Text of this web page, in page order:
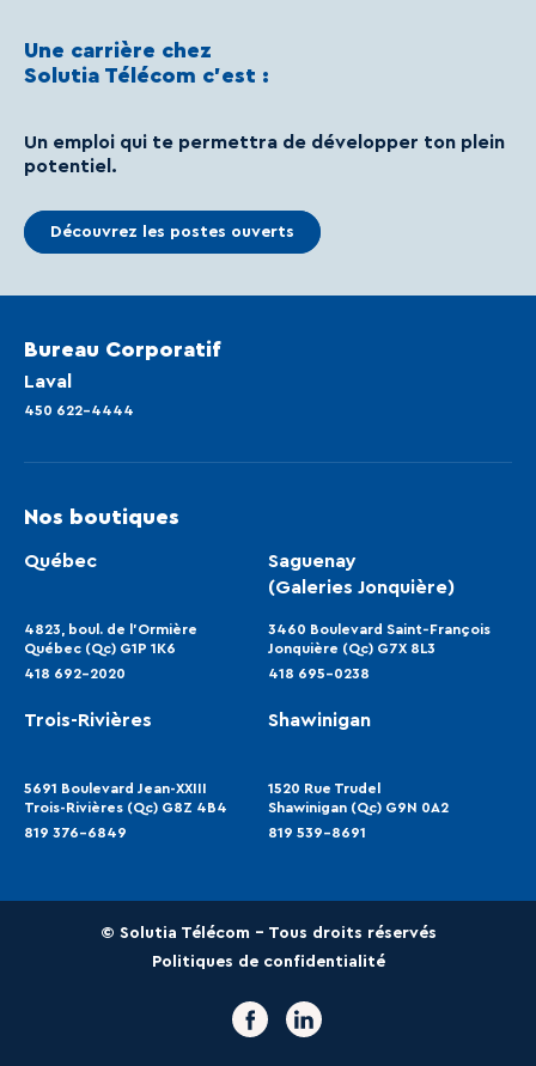
Une carrière chez
Solutia Télécom c’est :
Un emploi qui te permettra de développer ton plein
potentiel.
Découvrez les postes ouverts
Bureau Corporatif
Laval
450 622-4444
Nos boutiques
Québec
4823, boul. de l'Ormière
Québec (Qc) G1P 1K6
418 692-2020
Saguenay
(Galeries Jonquière)
3460 Boulevard Saint‑François
Jonquière (Qc) G7X 8L3
418 695-0238
Trois-Rivières
5691 Boulevard Jean-XXIII
Trois-Rivières (Qc) G8Z 4B4
819 376-6849
Shawinigan
1520 Rue Trudel
Shawinigan (Qc) G9N 0A2
819 539-8691
© Solutia Télécom - Tous droits réservés
Politiques de confidentialité